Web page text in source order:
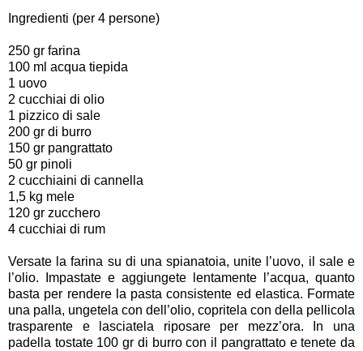
Ingredienti (per 4 persone)
250 gr farina
100 ml acqua tiepida
1 uovo
2 cucchiai di olio
1 pizzico di sale
200 gr di burro
150 gr pangrattato
50 gr pinoli
2 cucchiaini di cannella
1,5 kg mele
120 gr zucchero
4 cucchiai di rum
Versate la farina su di una spianatoia, unite l’uovo, il sale e
l’olio. Impastate e aggiungete lentamente l’acqua, quanto
basta per rendere la pasta consistente ed elastica. Formate
una palla, ungetela con dell’olio, copritela con della pellicola
trasparente e lasciatela riposare per mezz’ora. In una
padella tostate 100 gr di burro con il pangrattato e tenete da